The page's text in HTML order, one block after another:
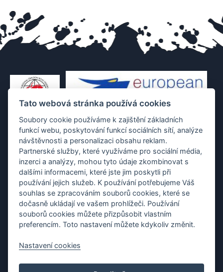
Tato webová stránka používá cookies
Soubory cookie používáme k zajištění základních
funkcí webu, poskytování funkcí sociálních sítí, analýze
návštěvnosti a personalizaci obsahu reklam.
Partnerské služby, které využíváme pro sociální média,
inzerci a analýzy, mohou tyto údaje zkombinovat s
dalšími informacemi, které jste jim poskytli při
používání jejich služeb. K používání potřebujeme Váš
souhlas se zpracováním souborů cookies, které se
dočasně ukládají ve vašem prohlížeči. Používání
souborů cookies můžete přizpůsobit vlastním
preferencím. Toto nastavení můžete kdykoliv změnit.
Nastavení cookies